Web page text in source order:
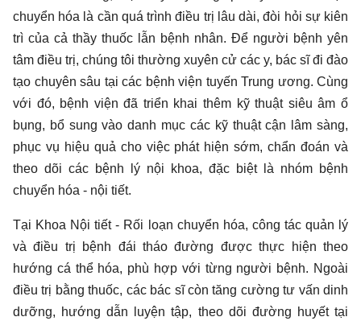
chuyển hóa là cần quá trình điều trị lâu dài, đòi hỏi sự kiên
trì của cả thầy thuốc lẫn bệnh nhân. Để người bệnh yên
tâm điều trị, chúng tôi thường xuyên cử các y, bác sĩ đi đào
tạo chuyên sâu tại các bệnh viện tuyến Trung ương. Cùng
với đó, bệnh viện đã triển khai thêm kỹ thuật siêu âm ổ
bụng, bổ sung vào danh mục các kỹ thuật cận lâm sàng,
phục vụ hiệu quả cho việc phát hiện sớm, chẩn đoán và
theo dõi các bệnh lý nội khoa, đặc biệt là nhóm bệnh
chuyển hóa - nội tiết.
Tại Khoa Nội tiết - Rối loạn chuyển hóa, công tác quản lý
và điều trị bệnh đái tháo đường được thực hiện theo
hướng cá thể hóa, phù hợp với từng người bệnh. Ngoài
điều trị bằng thuốc, các bác sĩ còn tăng cường tư vấn dinh
dưỡng, hướng dẫn luyện tập, theo dõi đường huyết tại